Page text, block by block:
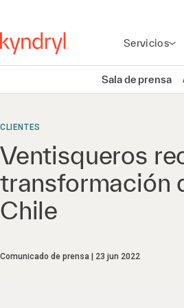
Servicios
Sala de prensa
CLIENTES
Ventisqueros
transformación
Chile
Comunicado de prensa 23 jun 2022